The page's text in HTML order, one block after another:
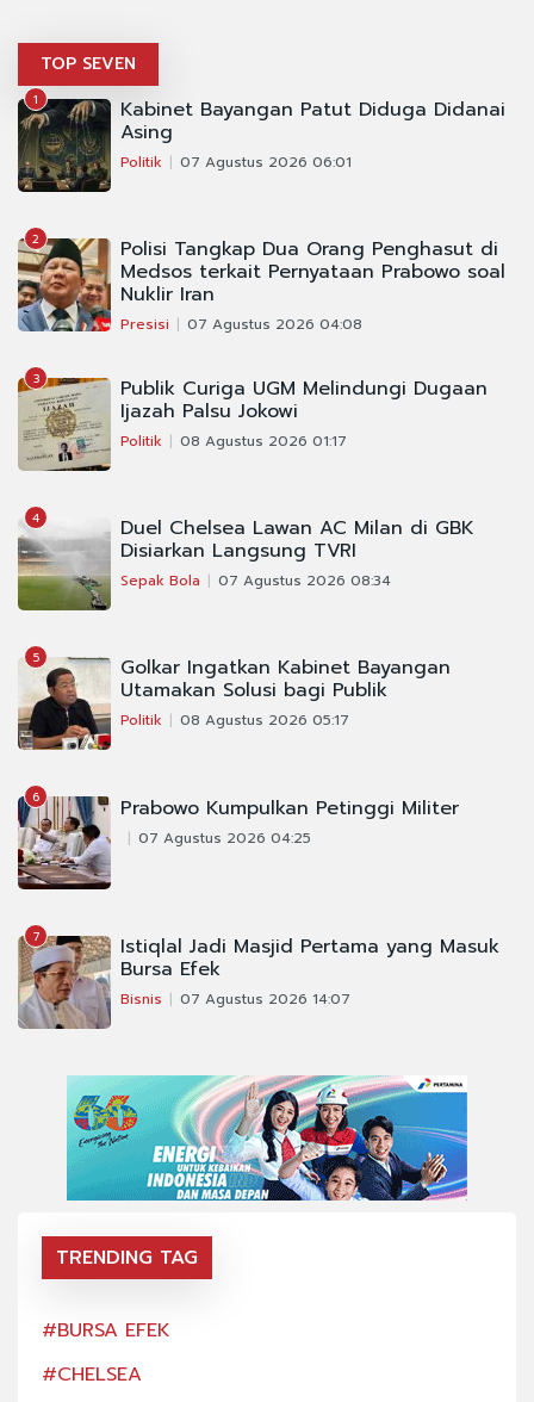
TOP SEVEN
1 Kabinet Bayangan Patut Diduga Didanai
Asing
Politik 07 Agustus 2026 06:01
2 Polisi Tangkap Dua Orang Penghasut di
Medsos terkait Pernyataan Prabowo soal
Nuklir Iran
Presisi 07 Agustus 2026 04:08
3 Publik Curiga UGM Melindungi Dugaan
Ijazah Palsu Jokowi
Politik 08 Agustus 2026 01:17
4 Duel Chelsea Lawan AC Milan di GBK
Disiarkan Langsung TVRI
Sepak Bola 07 Agustus 2026 08:34
5 Golkar Ingatkan Kabinet Bayangan
Utamakan Solusi bagi Publik
Politik 08 Agustus 2026 05:17
6 Prabowo Kumpulkan Petinggi Militer
07 Agustus 2026 04:25
7 Istiqlal Jadi Masjid Pertama yang Masuk
Bursa Efek
Bisnis 07 Agustus 2026 14:07
TRENDING TAG
#BURSA EFEK
#CHELSEA